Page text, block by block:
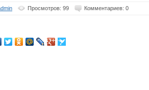
Просмотров: 99 Комментариев: 0